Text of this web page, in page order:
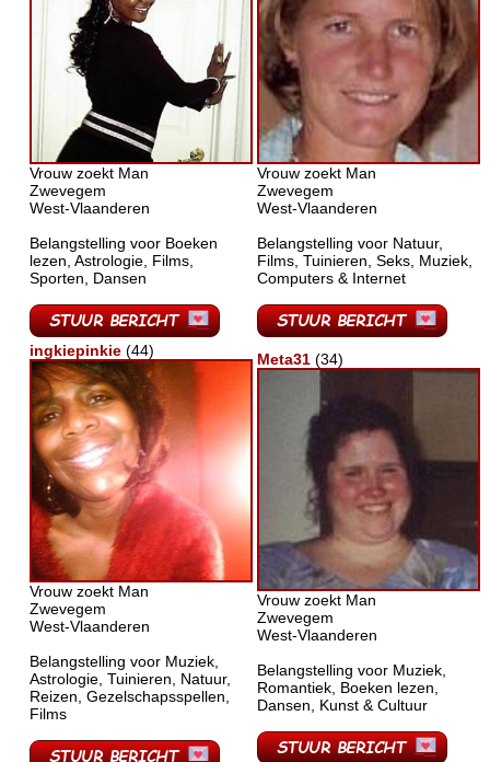
Vrouw zoekt Man
Zwevegem
West-Vlaanderen
Belangstelling voor Boeken
lezen, Astrologie, Films,
Sporten, Dansen
Vrouw zoekt Man
Zwevegem
West-Vlaanderen
Belangstelling voor Natuur,
Films, Tuinieren, Seks, Muziek,
Computers & Internet
ingkiepinkie (44)
Vrouw zoekt Man
Zwevegem
West-Vlaanderen
Belangstelling voor Muziek,
Astrologie, Tuinieren, Natuur,
Reizen, Gezelschapsspellen,
Films
Meta31 (34)
Vrouw zoekt Man
Zwevegem
West-Vlaanderen
Belangstelling voor Muziek,
Romantiek, Boeken lezen,
Dansen, Kunst & Cultuur